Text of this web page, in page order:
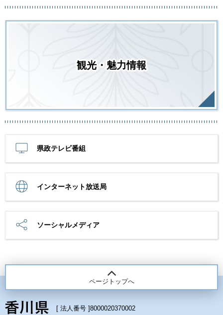
観光・魅力情報
県政テレビ番組
インターネット放送局
ソーシャルメディア
ページトップへ
[ 法人番号 ]8000020370002